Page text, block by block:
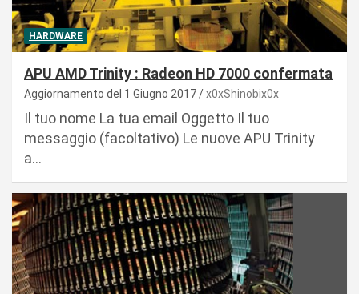
HARDWARE
APU AMD Trinity : Radeon HD 7000 confermata
Aggiornamento del 1 Giugno 2017 x0xShinobix0x
Il tuo nome La tua email Oggetto Il tuo
messaggio (facoltativo) Le nuove APU Trinity
a…